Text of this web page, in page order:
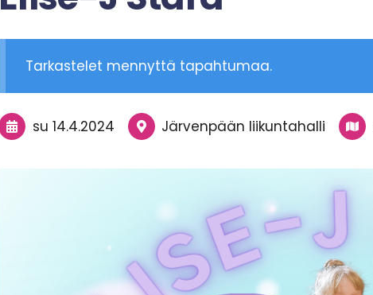
Tarkastelet mennyttä tapahtumaa.
su 14.4.2024 Järvenpään liikuntahalli